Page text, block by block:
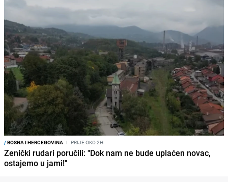
/BOSNA I HERCEGOVINA I PRIJE OKO 2H
Zenički rudari poručili: "Dok nam ne bude uplaćen novac,
ostajemo u jami!"